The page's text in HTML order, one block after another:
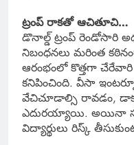
ట్రంప్ రాకతో ఆచితూచి…
డొనాల్డ్ ట్రంప్ రెండోసారి
నిబంధనలు మరింత
ఆరంభంలో కొత్తగా చేరేవారి
కనిపించింది. వీసా
వేచిచూడాల్సి రావడం,
ఎదురయ్యాయి. అయినా సరే
విద్యార్థులు రిస్క్